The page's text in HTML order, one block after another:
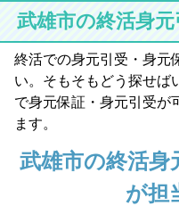
武雄市の終活身
終活での身元引受・身元
い。そもそもどう探せば
で身元保証・身元引受が
ます。
武雄市の終活身
が担